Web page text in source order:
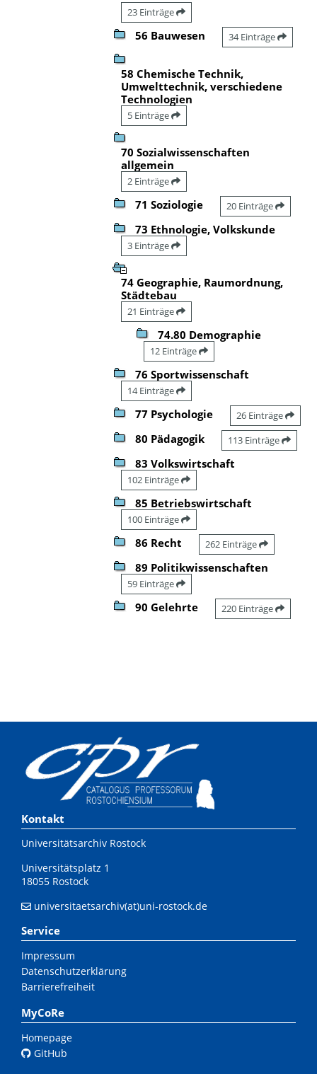
23 Einträge
56 Bauwesen 34 Einträge
58 Chemische Technik,
Umwelttechnik, verschiedene
Technologien
5 Einträge
70 Sozialwissenschaften
allgemein
2 Einträge
71 Soziologie 20 Einträge
73 Ethnologie, Volkskunde
3 Einträge
74 Geographie, Raumordnung,
Städtebau
21 Einträge
74.80 Demographie
12 Einträge
76 Sportwissenschaft
14 Einträge
77 Psychologie 26 Einträge
80 Pädagogik 113 Einträge
83 Volkswirtschaft
102 Einträge
85 Betriebswirtschaft
100 Einträge
86 Recht 262 Einträge
89 Politikwissenschaften
59 Einträge
90 Gelehrte 220 Einträge
Kontakt
Universitätsarchiv Rostock
Universitätsplatz 1
18055 Rostock
universitaetsarchiv(at)uni-rostock.de
Service
Impressum
Datenschutzerklärung
Barrierefreiheit
MyCoRe
Homepage
GitHub